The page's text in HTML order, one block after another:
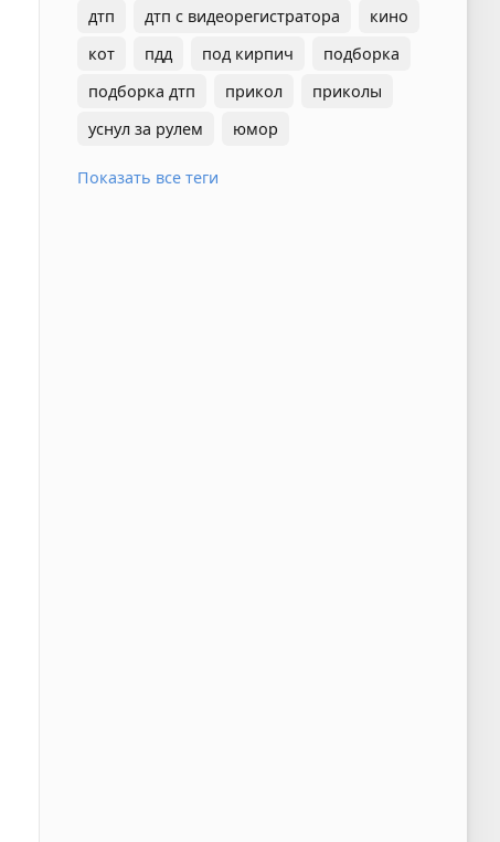
дтп
дтп с видеорегистратора
кино
кот
пдд под кирпич
подборка
подборка дтп
прикол
приколы
уснул за рулем
юмор
Показать все теги